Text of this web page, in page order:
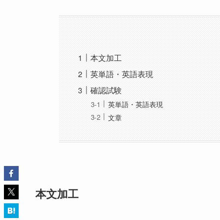
本文加工
英単語・英語表現
確認試験
英単語・英語表現
文章
本文加工